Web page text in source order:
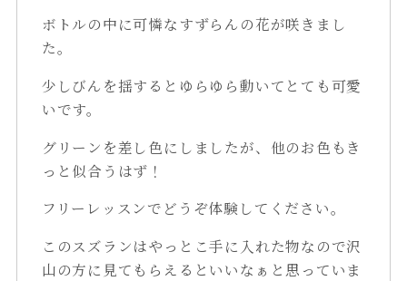
ボトルの中に可憐なすずらんの花が咲きまし
た。
少しびんを揺するとゆらゆら動いてとても可愛
いです。
グリーンを差し色にしましたが、他のお色もき
っと似合うはず！
フリーレッスンでどうぞ体験してください。
このスズランはやっとこ手に入れた物なので沢
山の方に見てもらえるといいなぁと思っていま